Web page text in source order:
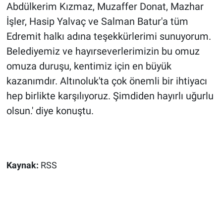
Abdülkerim Kızmaz, Muzaffer Donat, Mazhar
İşler, Hasip Yalvaç ve Salman Batur'a tüm
Edremit halkı adına teşekkürlerimi sunuyorum.
Belediyemiz ve hayırseverlerimizin bu omuz
omuza duruşu, kentimiz için en büyük
kazanımdır. Altınoluk'ta çok önemli bir ihtiyacı
hep birlikte karşılıyoruz. Şimdiden hayırlı uğurlu
olsun.' diye konuştu.
Kaynak: RSS